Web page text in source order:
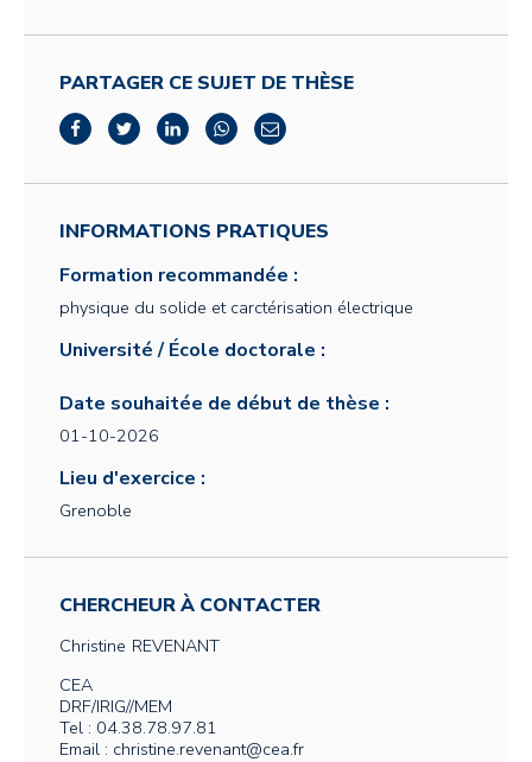
PARTAGER CE SUJET DE THÈSE
INFORMATIONS PRATIQUES
Formation recommandée :
physique du solide et carctérisation électrique
Université / École doctorale :
Date souhaitée de début de thèse :
01-10-2026
Lieu d'exercice :
Grenoble
CHERCHEUR À CONTACTER
Christine REVENANT
CEA
DRF/IRIG//MEM
Tel : 04.38.78.97.81
Email : christine.revenant@cea.fr